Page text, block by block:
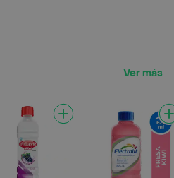
Ver más